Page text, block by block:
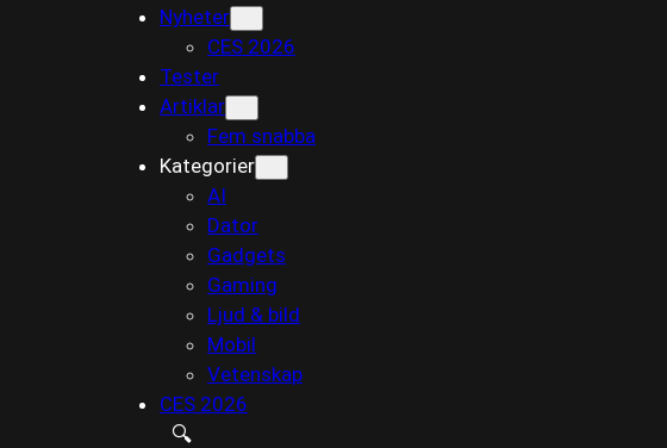
Nyheter
CES 2026
Tester
Artiklar
Fem snabba
Kategorier
AI
Dator
Gadgets
Gaming
Ljud & bild
Mobil
Vetenskap
CES 2026
🔍